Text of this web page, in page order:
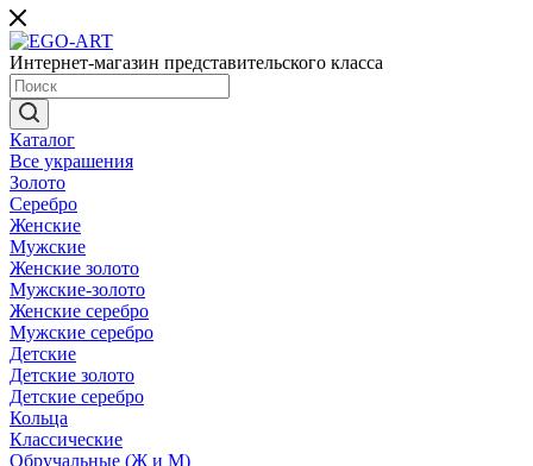
Интернет-магазин представительского класса
Каталог
Все украшения
Золото
Серебро
Женские
Мужские
Женские золото
Мужские-золото
Женские серебро
Мужские серебро
Детские
Детские золото
Детские серебро
Кольца
Классические
Обручальные (Ж и М)